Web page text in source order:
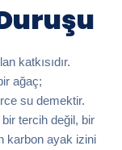
katkısıdır.
ağaç;
su demektir.
tercih değil, bir
karbon ayak izini